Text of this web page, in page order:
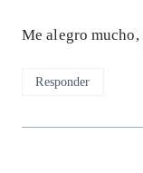
Me alegro
Responder